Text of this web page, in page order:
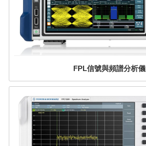
FPL信號與頻譜分析儀